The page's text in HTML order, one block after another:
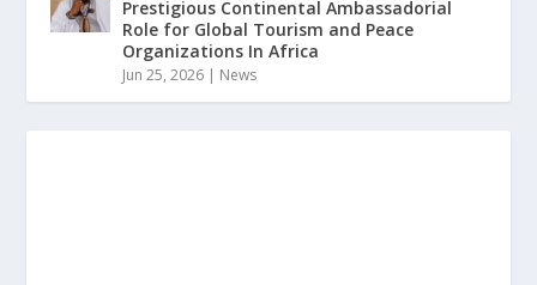
Prestigious Continental Ambassadorial
Role for Global Tourism and Peace
Organizations In Africa
Jun 25, 2026 News